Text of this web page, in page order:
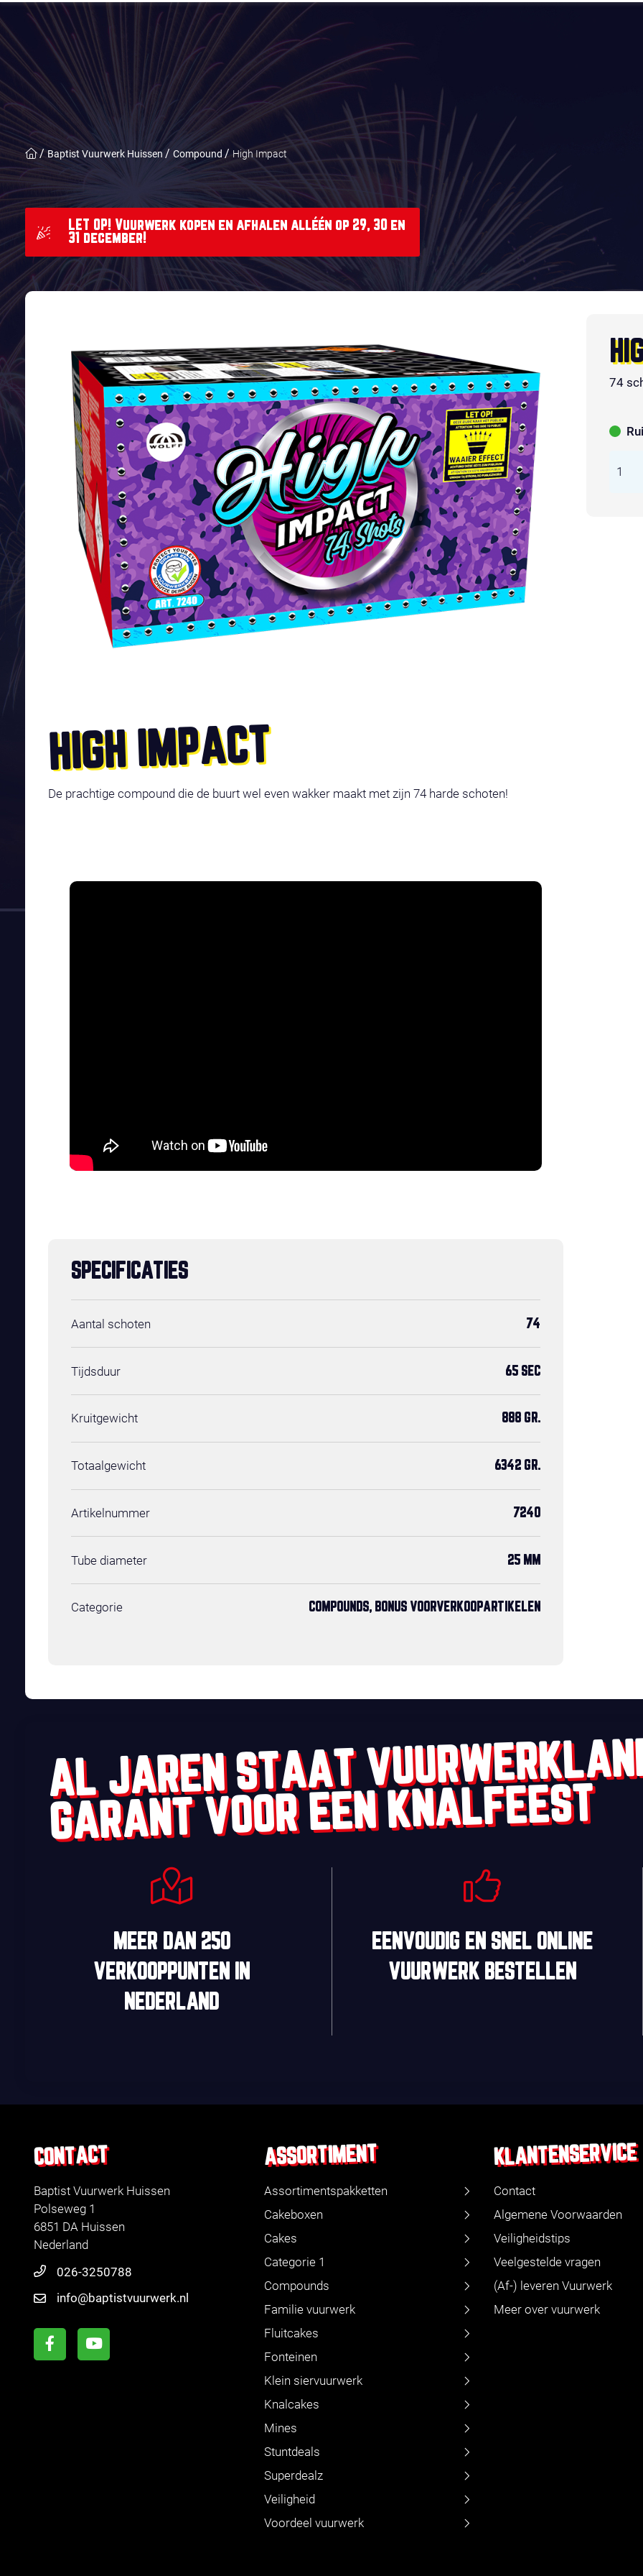
Baptist Vuurwerk Huissen Compound High Impact
LET OP! Vuurwerk kopen en afhalen alléén op 29, 30 en
31 december!
HIGH IMPACT
De prachtige compound die de buurt wel even wakker maakt met zijn 74 harde schoten!
74
SPECIFICATIES
Aantal schoten 74
Tijdsduur 65 SEC
Kruitgewicht 888 GR.
Totaalgewicht 6342 GR.
Artikelnummer 7240
Tube diameter 25 MM
Categorie COMPOUNDS, BONUS VOORVERKOOPARTIKELEN
AL JAREN STAAT
GARANT VOOR EEN KNALFEEST
MEER DAN 250
VERKOOPPUNTEN
IN
NEDERLAND
EENVOUDIG EN SNELONLINE
VUURWERK BESTELLEN
CONTACT
Baptist Vuurwerk Huissen
Polseweg 1
6851 DA Huissen
Nederland
026-3250788
info@baptistvuurwerk.nl
ASSORTIMENT
Assortimentspakketten
Cakeboxen
Cakes
Categorie 1
Compounds
Familie vuurwerk
Fluitcakes
Fonteinen
Klein siervuurwerk
Knalcakes
Mines
Stuntdeals
Superdealz
Veiligheid
Voordeel vuurwerk
KLANTENSERVICE
Contact
Algemene Voorwaarden
Veiligheidstips
Veelgestelde vragen
(Af-) leveren Vuurwerk
Meer over vuurwerk